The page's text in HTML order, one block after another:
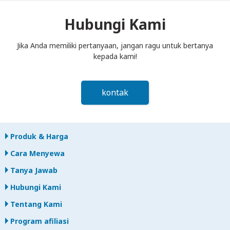
setelah akhir periode sewa. Jika Anda terlambat
mengembalikan, Anda akan dikenakan biaya.
Hubungi Kami
Jika Anda memiliki pertanyaan, jangan ragu untuk bertanya
kepada kami!
kontak
Produk & Harga
Cara Menyewa
Tanya Jawab
Hubungi Kami
Tentang Kami
Program afiliasi